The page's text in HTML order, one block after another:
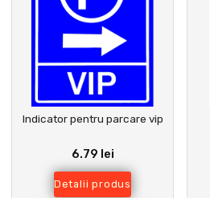
Indicator pentru parcare vip
6.79 lei
Detalii produs